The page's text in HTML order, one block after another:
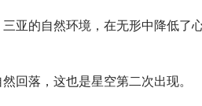
亚的自然环境，在无形中降低了
回落，这也是星空第二次出现。